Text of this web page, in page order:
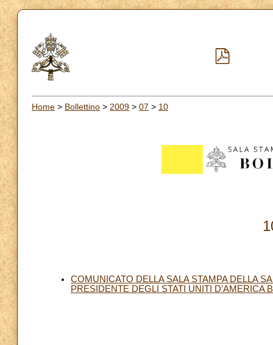
Home > Bollettino > 2009 > 07 > 10
COMUNICATO DELLA SALA STAMPA DELLA
PRESIDENTE DEGLI STATI UNITI D’AMERICA